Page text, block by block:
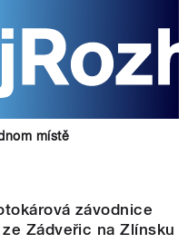
místě
závodnice
Zádveřic na Zlínsku